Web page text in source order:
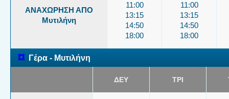
ΑΝΑΧΩΡΗΣΗ ΑΠΟ
Μυτιλήνη
11:00
13:15
14:50
18:00
11:00
13:15
14:50
18:00
¤ Γέρα - Μυτιλήνη
ΔΕΥ ΤΡΙ